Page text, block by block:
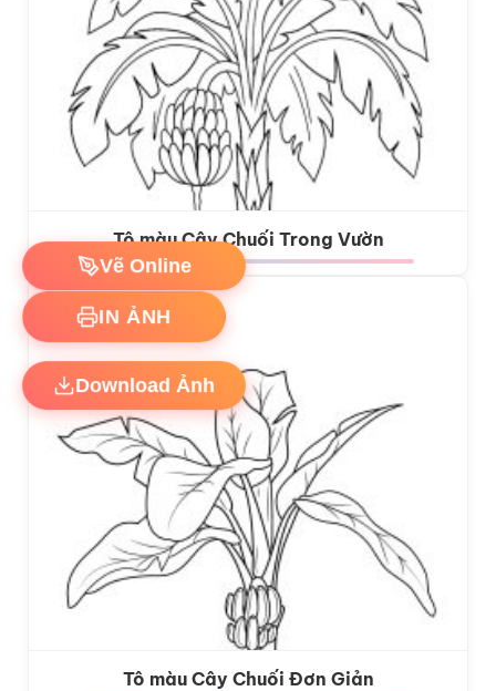
Tô màu Cây Chuối Trong Vườn
Tô màu Cây Chuối Đơn Giản
Vẽ Online
IN ẢNH
Download Ảnh